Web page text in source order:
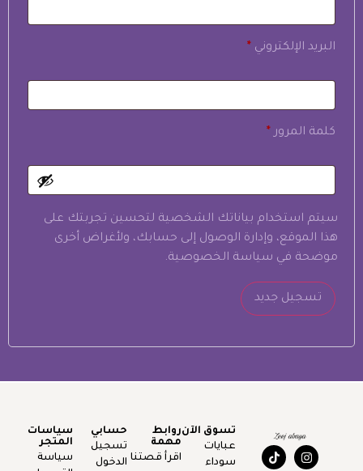
البريد الإلكتروني *
كلمة المرور *
سيتم استخدام بياناتك الشخصية لتحسين تجربتك على
هذا الموقع، وإدارة الوصول إلى حسابك، ولأغراض أخرى
موضحة في سياسة الخصوصية.
تسجيل جديد
تسوق الآن
عبايات
سوداء
روابط
مهمة
اقرأ قصتنا
حسابي
تسجيل
الدخول
سياسات
المتجر
سياسة